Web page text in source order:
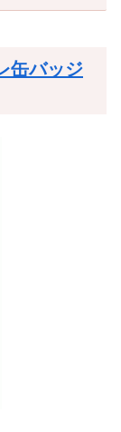
缶バッジ